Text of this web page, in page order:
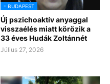
- BUDAPEST
Új pszichoaktív anyaggal
visszaélés miatt körözik a
33 éves Hudák Zoltánnét
Július 27, 2026